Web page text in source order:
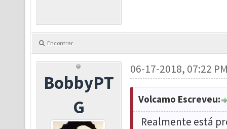
Encontrar
BobbyPT
G
06-17-2018, 07:22
Volcamo Escreveu:
Realmente está